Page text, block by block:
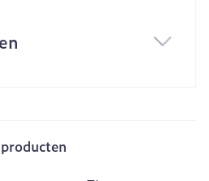
producten